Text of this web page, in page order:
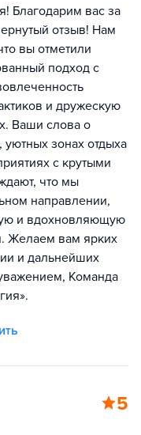
Благодарим вас за
отзыв! Нам
вы отметили
подход с
и дружескую
Ваши слова о
уютных зонах отдыха
с крутыми
что мы
направлении,
и вдохновляющую
Желаем вам ярких
и дальнейших
Команда
5